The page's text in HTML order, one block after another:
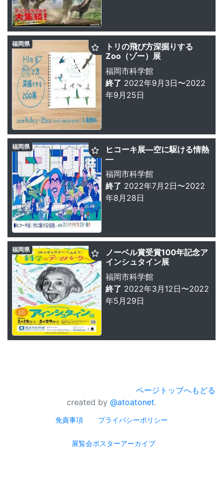
トリの飛び方深掘りする
Zoo（ゾー）展
福岡市科学館
終了 2022年9月3日〜2022
年9月25日
福岡県
ヒコーキ展—空に駆ける情熱
—
福岡市科学館
終了 2022年7月2日〜2022
年8月28日
福岡県
ノーベル賞受賞100年記念ア
インシュタイン展
福岡市科学館
終了 2022年3月12日〜2022
年5月29日
福岡県
ページトップへもどる
created by @atoatonet.
免責事項 プライバシーポリシー
展覧会ポスターアーカイブ